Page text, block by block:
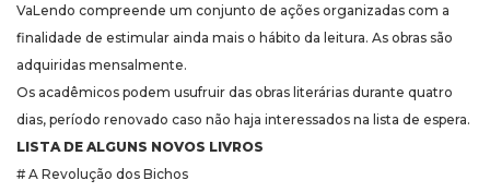
VaLendo compreende um conjunto de ações organizadas com a
finalidade de estimular ainda mais o hábito da leitura. As obras são
adquiridas mensalmente.
Os acadêmicos podem usufruir das obras literárias durante quatro
dias, período renovado caso não haja interessados na lista de espera.
LISTA DE ALGUNS NOVOS LIVROS
# A Revolução dos Bichos